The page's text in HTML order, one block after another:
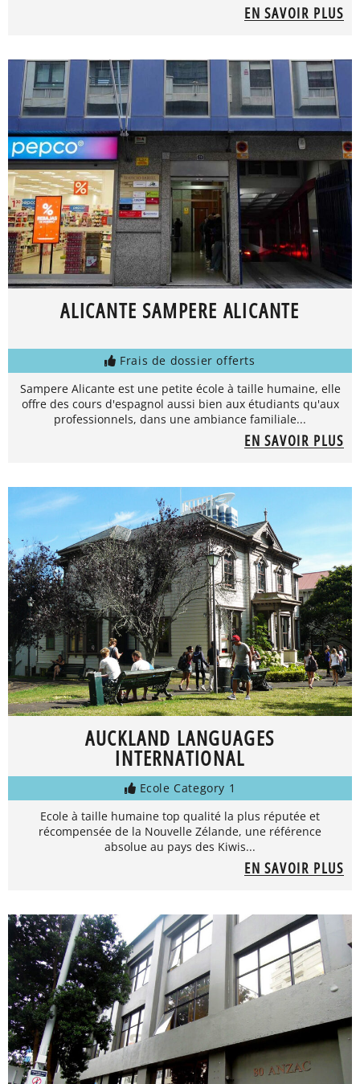
EN SAVOIR PLUS
ALICANTE SAMPERE ALICANTE
Frais de dossier offerts
Sampere Alicante est une petite école à taille humaine, elle
offre des cours d'espagnol aussi bien aux étudiants qu'aux
professionnels, dans une ambiance familiale...
EN SAVOIR PLUS
AUCKLAND LANGUAGES
INTERNATIONAL
Ecole Category 1
Ecole à taille humaine top qualité la plus réputée et
récompensée de la Nouvelle Zélande, une référence
absolue au pays des Kiwis...
EN SAVOIR PLUS